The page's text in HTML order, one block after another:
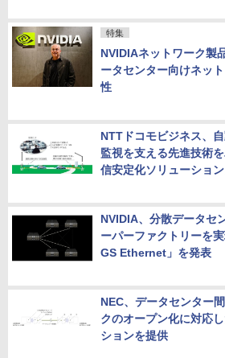
特集
NVIDIAネットワーク製
ータセンター向けネッ
性
NTTドコモビジネス、
監視を支える先進技術
信安定化ソリューショ
NVIDIA、分散データセ
ーパーファクトリーを
GS Ethernet」を発表
NEC、データセンター
クのオープン化に対応
ションを提供